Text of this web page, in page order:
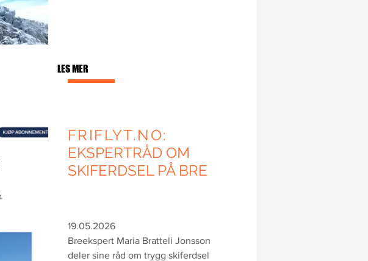
LES MER
FRIFLYT.NO:
EKSPERTRÅD OM
SKIFERDSEL PÅ BRE
19.05.2026
Breekspert Maria Bratteli Jonsson
deler sine råd om trygg skiferdsel